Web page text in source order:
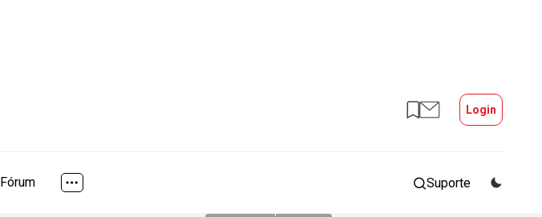
Login
Fórum Suporte